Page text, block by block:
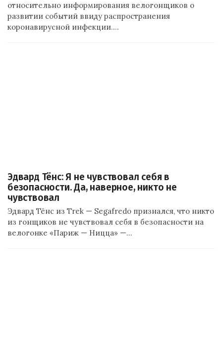
относительно информирования велогонщиков о
развитии событий ввиду распространения
коронавирусной инфекции.…
Эдвард Тёнс: Я не чувствовал себя в
безопасности. Да, наверное, никто не
чувствовал
Эдвард Тёнс из Trek — Segafredo признался, что никто
из гонщиков не чувствовал себя в безопасности на
велогонке «Париж — Ницца» —…